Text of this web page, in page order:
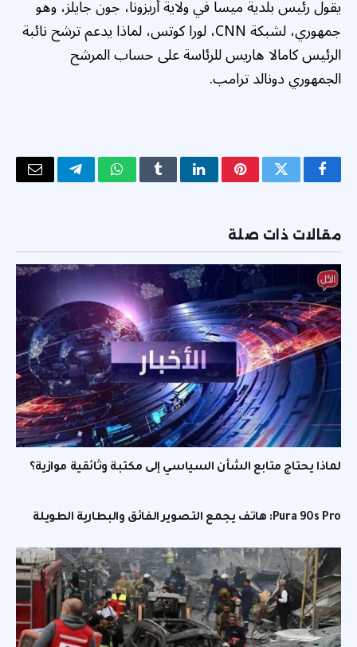
يقول رئيس بلدية ميسا في ولاية أريزونا، جون جايلز، وهو
جمهوري، لشبكة CNN، لورا كوتس، لماذا يدعم ترشح نائبة
الرئيس كامالا هاريس للرئاسة على حساب المرشح
الجمهوري دونالد ترامب.
فيسبوكتويتر بينتيريستلينكدإنTumblrواتسابتيلقرامالبريد
مقالات ذات صلة
لماذا يحتاج متابع الشأن السياسي إلى مكتبة وثائقية موازية؟
Pura 90s Pro: هاتف يجمع التصوير الفائق والبطارية الطويلة